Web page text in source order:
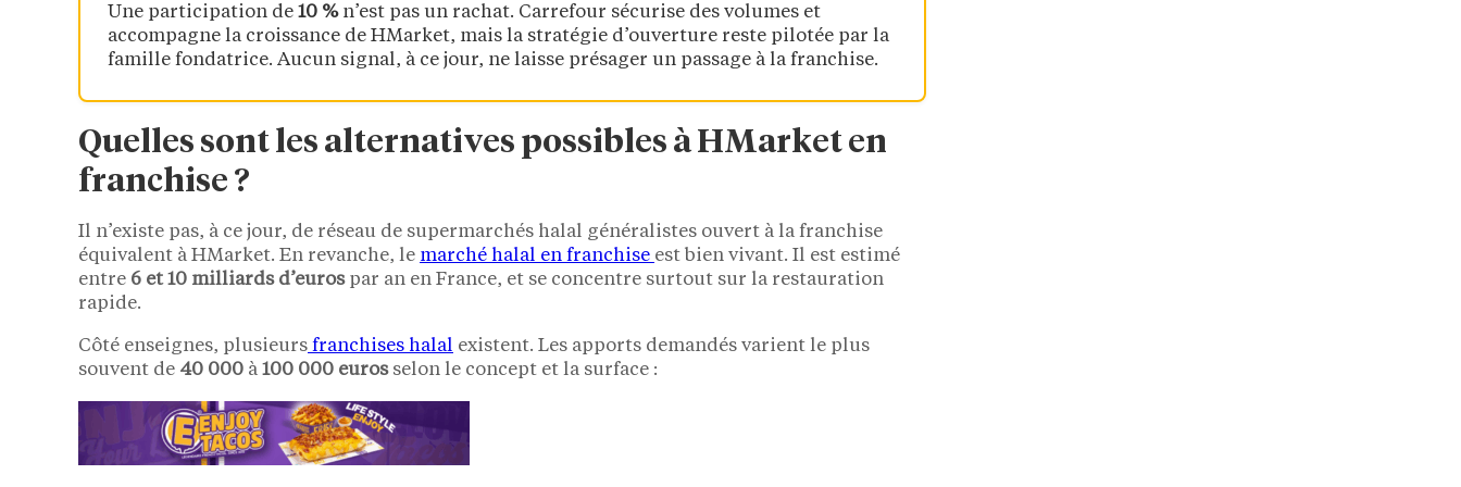
Une participation de 10 %n’est pas un rachat. Carrefour sécurise des volumes et
accompagne la croissance de HMarket, mais la stratégie d’ouverture reste pilotée par la
famille fondatrice. Aucun signal, à ce jour, ne laisse présager un passage à la franchise.
Quelles sont les alternatives possibles à HMarket en
franchise ?
Il n’existe pas, à ce jour, de réseau de supermarchés halal généralistes ouvert à la franchise
équivalent à HMarket. En revanche, le marché halal en franchise est bien vivant. Il est estimé
entre 6 et 10 milliards d’eurospar an en France, et se concentre surtout sur la restauration
rapide.
Côté enseignes, plusieurs franchises halal existent. Les apports demandés varient le plus
souvent de 40 000 à 100 000 eurosselon le concept et la surface :